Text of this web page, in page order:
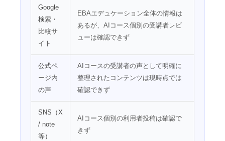
Google
検索・
比較サ
イト
EBAエデュケーション全体の情報は
あるが、AIコース個別の受講者レビ
ューは確認できず
公式ペ
ージ内
の声
AIコースの受講者の声として明確に
整理されたコンテンツは現時点では
確認できず
SNS（X
/ note
等）
AIコース個別の利用者投稿は確認で
きず